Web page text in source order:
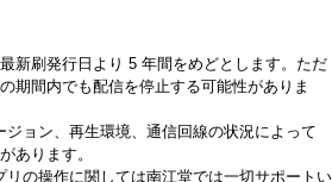
新刷発行日より 5 年間をめどとします。ただ
期間内でも配信を停止する可能性がありま
ジョン、再生環境、通信回線の状況によって
あります。
リの操作に関しては南江堂では一切サポートい